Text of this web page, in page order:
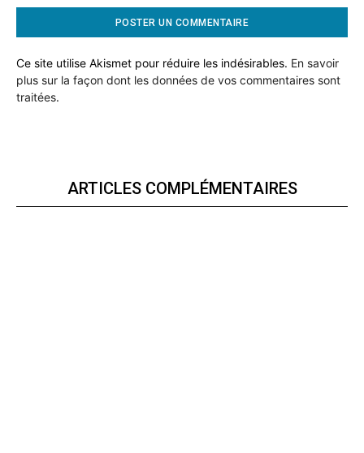
Ce site utilise Akismet pour réduire les indésirables. En savoir
plus sur la façon dont les données de vos commentaires sont
traitées.
ARTICLES COMPLÉMENTAIRES